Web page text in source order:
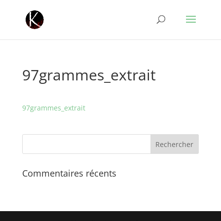
97grammes_extrait
97grammes_extrait
Commentaires récents